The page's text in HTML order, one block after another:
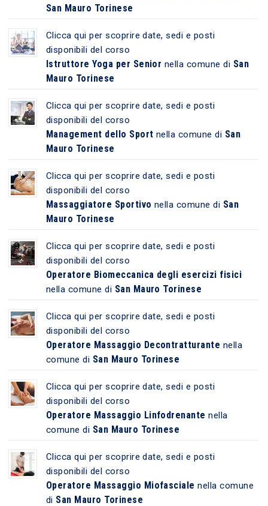
San Mauro Torinese
Clicca qui per scoprire date, sedi e posti
disponibili del corso
Istruttore Yoga per Senior nella comune di San
Mauro Torinese
Clicca qui per scoprire date, sedi e posti
disponibili del corso
Management dello Sport nella comune di San
Mauro Torinese
Clicca qui per scoprire date, sedi e posti
disponibili del corso
Massaggiatore Sportivo nella comune di San
Mauro Torinese
Clicca qui per scoprire date, sedi e posti
disponibili del corso
Operatore Biomeccanica degli esercizi fisici
nella comune di San Mauro Torinese
Clicca qui per scoprire date, sedi e posti
disponibili del corso
Operatore Massaggio Decontratturante nella
comune di San Mauro Torinese
Clicca qui per scoprire date, sedi e posti
disponibili del corso
Operatore Massaggio Linfodrenante nella
comune di San Mauro Torinese
Clicca qui per scoprire date, sedi e posti
disponibili del corso
Operatore Massaggio Miofasciale nella comune
di San Mauro Torinese